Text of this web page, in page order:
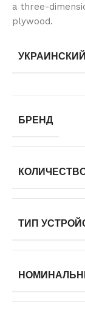
a three-
plywood.
УКРАИНСКИЙ
БРЕНД
ТИП